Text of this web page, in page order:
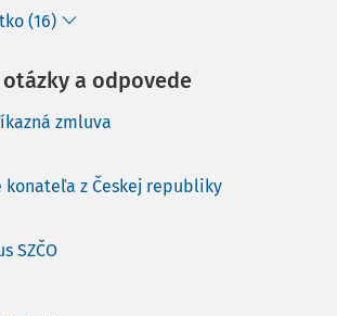
(16)
a odpovede
zmluva
konateľa z Českej republiky
SZČO